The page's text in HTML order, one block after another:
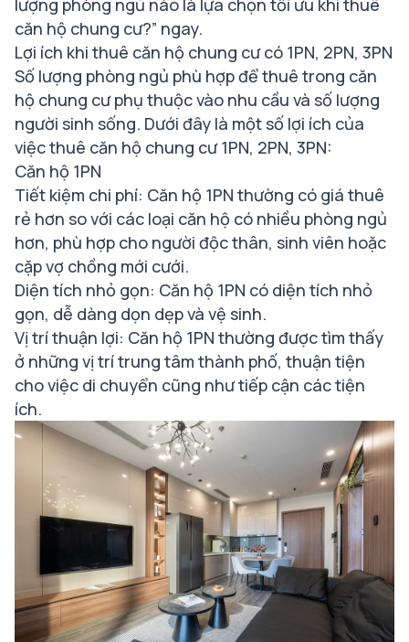
lượng phòng ngủ nào là lựa chọn tối ưu khi thuê
căn hộ chung cư?” ngay.
Lợi ích khi thuê căn hộ chung cư có 1PN, 2PN, 3PN
Số lượng phòng ngủ phù hợp để thuê trong căn
hộ chung cư phụ thuộc vào nhu cầu và số lượng
người sinh sống. Dưới đây là một số lợi ích của
việc thuê căn hộ chung cư 1PN, 2PN, 3PN:
Căn hộ 1PN
Tiết kiệm chi phí: Căn hộ 1PN thường có giá thuê
rẻ hơn so với các loại căn hộ có nhiều phòng ngủ
hơn, phù hợp cho người độc thân, sinh viên hoặc
cặp vợ chồng mới cưới.
Diện tích nhỏ gọn: Căn hộ 1PN có diện tích nhỏ
gọn, dễ dàng dọn dẹp và vệ sinh.
Vị trí thuận lợi: Căn hộ 1PN thường được tìm thấy
ở những vị trí trung tâm thành phố, thuận tiện
cho việc di chuyển cũng như tiếp cận các tiện
ích.